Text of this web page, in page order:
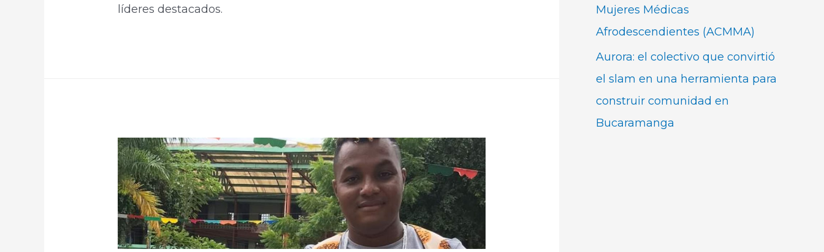
líderes destacados.
Mujeres Médicas
Afrodescendientes (ACMMA)
Aurora: el colectivo que convirtió
el slam en una herramienta para
construir comunidad en
Bucaramanga